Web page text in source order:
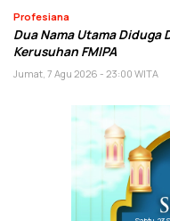
Profesiana
Dua Nama Utama Diduga
Kerusuhan FMIPA
Jumat, 7 Agu 2026 - 23:00 WITA